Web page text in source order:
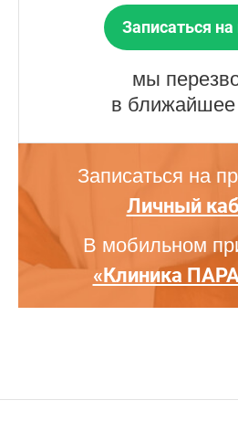
Записаться
мы
в
Записаться на
Личный
В мобильном
«Клиника